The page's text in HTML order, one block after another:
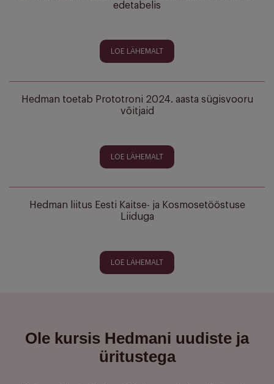
edetabelis
LOE LÄHEMALT
Hedman toetab Prototroni 2024. aasta sügisvooru
võitjaid
LOE LÄHEMALT
Hedman liitus Eesti Kaitse- ja Kosmosetööstuse
Liiduga
LOE LÄHEMALT
Ole kursis Hedmani uudiste ja
üritustega